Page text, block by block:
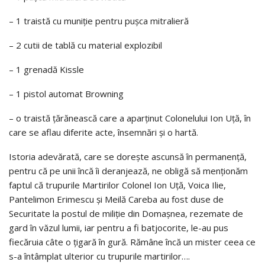
– 1 traistă cu muniție pentru pușca mitralieră
– 2 cutii de tablă cu material explozibil
– 1 grenadă Kissle
– 1 pistol automat Browning
– o traistă țărănească care a aparținut Colonelului Ion Uță, în
care se aflau diferite acte, însemnări și o hartă.
Istoria adevărată, care se dorește ascunsă în permanență,
pentru că pe unii încă îi deranjează, ne obligă să menționăm
faptul că trupurile Martirilor Colonel Ion Uță, Voica Ilie,
Pantelimon Erimescu și Meilă Careba au fost duse de
Securitate la postul de miliție din Domașnea, rezemate de
gard în văzul lumii, iar pentru a fi batjocorite, le-au pus
fiecăruia câte o țigară în gură. Rămâne încă un mister ceea ce
s-a întâmplat ulterior cu trupurile martirilor….